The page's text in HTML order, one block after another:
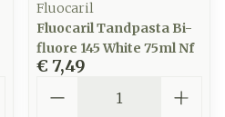
Fluocaril
Fluocaril Tandpasta Bi-
fluore 145 White 75ml Nf
€ 7,49